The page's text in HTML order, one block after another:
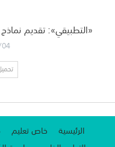
«التطبيقي»: تقديم
الرئيسية خاص تعليم